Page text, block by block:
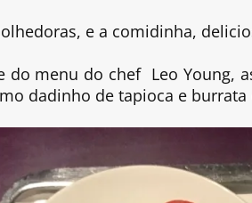
e a comidinha,
do menu do chef Leo Young,
dadinho de tapioca e burrata